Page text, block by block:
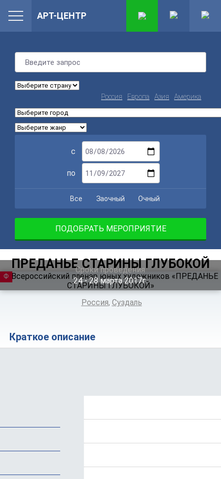
Россия Европа Азия Америка
с
по
Все Заочный Очный
ПОДОБРАТЬ МЕРОПРИЯТИЕ
ПРЕДАНЬЕ СТАРИНЫ ГЛУБОКОЙ
Сроки проведения
24 ‐ 28марта 2017г.
ФЕСТИВАЛЬ
Россия, Суздаль
Краткое описание
АРТ-ЦЕНТР